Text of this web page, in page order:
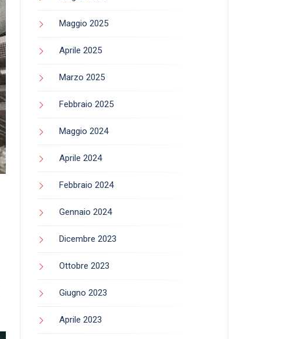
Maggio 2025
Aprile 2025
Marzo 2025
Febbraio 2025
Maggio 2024
Aprile 2024
Febbraio 2024
Gennaio 2024
Dicembre 2023
Ottobre 2023
Giugno 2023
Aprile 2023